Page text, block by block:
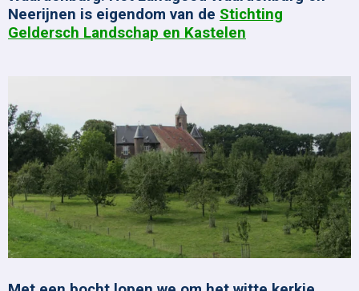
Neerijnen is eigendom van de Stichting
Geldersch Landschap en Kastelen